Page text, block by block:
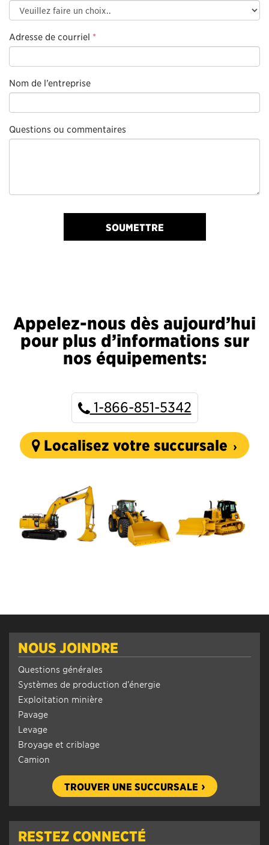
Adresse de courriel *
Nom de l’entreprise
Questions ou commentaires
SOUMETTRE
Appelez-nous dès aujourd’hui
pour plus d’informations sur
nos équipements:
1-866-851-5342
Localisez votre succursale
NOUS JOINDRE
Questions générales
Systèmes de production d’énergie
Exploitation minière
Pavage
Levage
Broyage et criblage
Camion
TROUVER UNE SUCCURSALE
RESTEZ CONNECTÉ